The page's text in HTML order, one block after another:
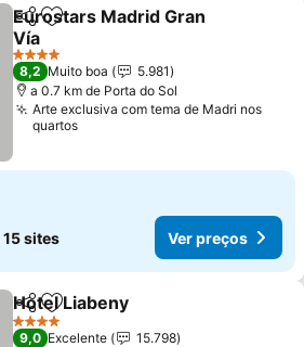
PartilharAdicionar aos favoritos
Eurostars Madrid Gran
Vía
Ver preços
4 Estrelas
8,2 Muito boa
5.981
a 0.7 km de Porta do Sol
Arte exclusiva com tema de Madri nos
quartos
15 sites Ver preços
PartilharAdicionar aos favoritos
Hotel Liabeny
4 Estrelas
9,0 Excelente
15.798